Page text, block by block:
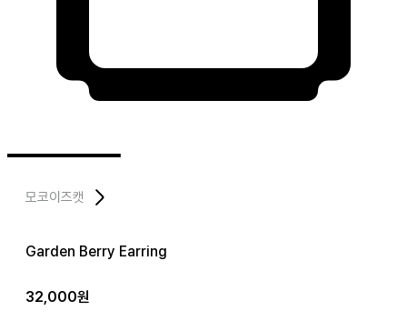
모코이즈캣
Garden Berry Earring
32,000원